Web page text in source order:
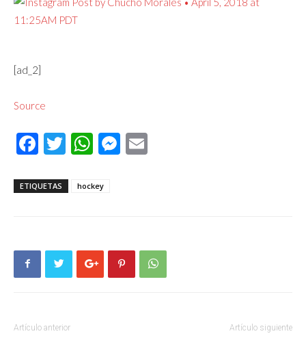
[ad_2]
Source
Facebook
Twitter
WhatsApp
Messenger
ETIQUETAS hockey
Artículo anterior Artículo siguiente